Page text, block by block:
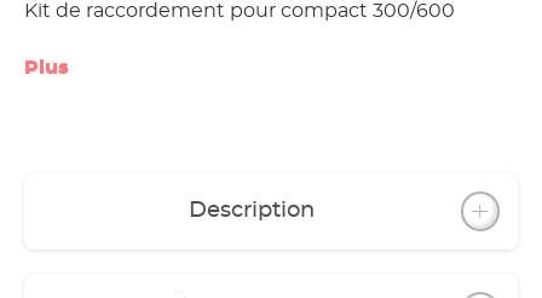
Kit de raccordement pour compact 300/600
Plus
Description